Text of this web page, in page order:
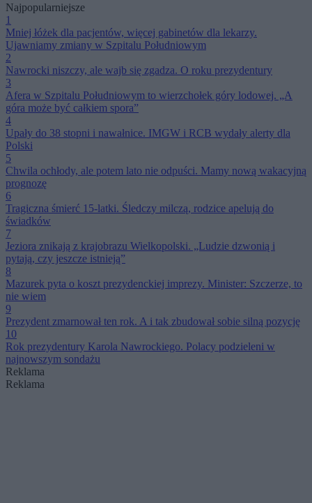
Najpopularniejsze
1
Mniej łóżek dla pacjentów, więcej gabinetów dla lekarzy.
Ujawniamy zmiany w Szpitalu Południowym
2
Nawrocki niszczy, ale wajb się zgadza. O roku prezydentury
3
Afera w Szpitalu Południowym to wierzchołek góry lodowej. „A
góra może być całkiem spora”
4
Upały do 38 stopni i nawałnice. IMGW i RCB wydały alerty dla
Polski
5
Chwila ochłody, ale potem lato nie odpuści. Mamy nową wakacyjną
prognozę
6
Tragiczna śmierć 15-latki. Śledczy milczą, rodzice apelują do
świadków
7
Jeziora znikają z krajobrazu Wielkopolski. „Ludzie dzwonią i
pytają, czy jeszcze istnieją”
8
Mazurek pyta o koszt prezydenckiej imprezy. Minister: Szczerze, to
nie wiem
9
Prezydent zmarnował ten rok. A i tak zbudował sobie silną pozycję
10
Rok prezydentury Karola Nawrockiego. Polacy podzieleni w
najnowszym sondażu
Reklama
Reklama